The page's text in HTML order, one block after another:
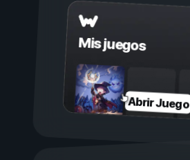
Mis juegos
Abrir Juego